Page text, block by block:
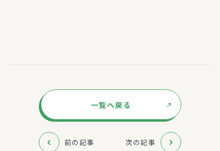
一覧へ戻る
前の記事 次の記事